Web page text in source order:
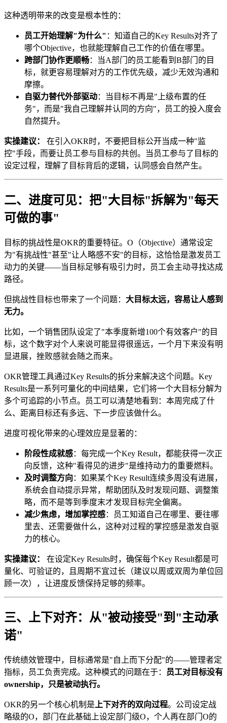
这种透明带来的改变是根本性的：
员工开始理解"为什么" ：知道自己的Key Results对齐了
哪个Objective，也就能理解自己工作的价值在哪里。
跨部门协作更顺畅：当A部门的员工能看到B部门的目
标，就更容易理解对方的工作优先级，减少无效沟通和
摩擦。
自驱力替代外部驱动：当目标不再是"上级布置的任
务"，而是"我自己理解并认同的方向"，员工的投入度会
自然提升。
实操建议：
在引入OKR时，不要把目标公开当成一种"监
控"手段，而要让员工参与目标的共创。当员工参与了目标的
设定过程，理解了目标背后的逻辑，认同感会自然产生。
二、进度可见：把"大目标"拆解为"每天
可做的事"
目标的挑战性是OKR的重要特征。O（Objective）通常设定
为"有挑战性"甚至"让人略感不安"的目标，这恰恰是激发员工
动力的关键——当目标足够有吸引力时，员工会主动寻找达成
路径。
但挑战性目标也带来了一个问题： 大目标太远，容易让人感到
无力。
比如，一个销售团队设定了"本季度新增100个有效客户"的目
标，这个数字对个人来说可能显得很遥远，一个月下来没有明
显进展，挫败感就会随之而来。
OKR管理工具通过Key Results的拆分来解决这个问题。Key
Results是一系列可量化的中间结果，它们将一个大目标分解为
多个可追踪的小节点。员工可以清楚地看到：本周完成了什
么、距离目标还有多远、下一步应该做什么。
进度可视化带来的心理效应是显著的：
阶段性成就感：每完成一个Key Result，都能获得一次正
向反馈，这种"看得见的进步"是维持动力的重要燃料。
及时调整方向 ：如果某个Key Result连续多周没有进展，
系统会自动提示异常，帮助团队及时发现问题、调整策
略，而不是等到季度末才发现目标完全偏离。
减少焦虑，增加掌控感：员工知道自己在哪里、要往哪
里去、还需要做什么，这种对过程的掌控感是激发自驱
力的核心。
实操建议：
在设定Key Results时，确保每个Key Result都是可
量化、可验证的，且周期不宜过长（建议以周或双周为单位回
顾一次），让进度反馈保持足够的频率。
三、上下对齐：从"被动接受"到"主动承
诺"
传统绩效管理中，目标通常是"自上而下分配"的——管理者定
指标，员工负责完成。这种模式的问题在于：
员工对目标没有
ownership，只是被动执行。
OKR的另一个核心机制是 上下对齐的双向过程。公司设定战
略级的O，部门在此基础上设定部门级O，个人再在部门O的